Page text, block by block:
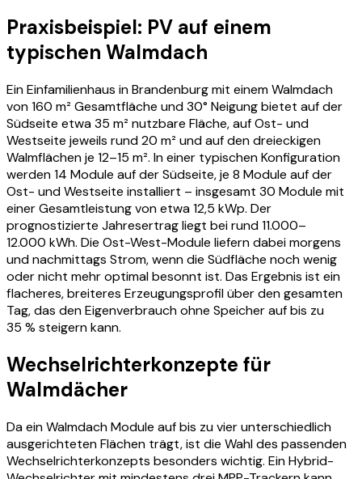
Praxisbeispiel: PV auf einem
typischen Walmdach
Ein Einfamilienhaus in Brandenburg mit einem Walmdach
von 160 m² Gesamtfläche und 30° Neigung bietet auf der
Südseite etwa 35 m² nutzbare Fläche, auf Ost- und
Westseite jeweils rund 20 m² und auf den dreieckigen
Walmflächen je 12–15 m². In einer typischen Konfiguration
werden 14 Module auf der Südseite, je 8 Module auf der
Ost- und Westseite installiert – insgesamt 30 Module mit
einer Gesamtleistung von etwa 12,5 kWp. Der
prognostizierte Jahresertrag liegt bei rund 11.000–
12.000 kWh. Die Ost-West-Module liefern dabei morgens
und nachmittags Strom, wenn die Südfläche noch wenig
oder nicht mehr optimal besonnt ist. Das Ergebnis ist ein
flacheres, breiteres Erzeugungsprofil über den gesamten
Tag, das den Eigenverbrauch ohne Speicher auf bis zu
35 % steigern kann.
Wechselrichterkonzepte für
Walmdächer
Da ein Walmdach Module auf bis zu vier unterschiedlich
ausgerichteten Flächen trägt, ist die Wahl des passenden
Wechselrichterkonzepts besonders wichtig. Ein Hybrid-